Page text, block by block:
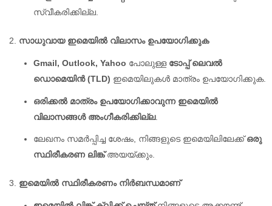
സ്വീകരിക്കില്ല.
സാധുവായ ഇമെയിൽ വിലാസം ഉപയോഗിക്കുക
Gmail, Outlook, Yahoo പോലുള്ള ടോപ്പ് ലെവൽ
ഡൊമെയിൻ (TLD) ഇമെയിലുകൾ മാത്രം ഉപയോഗിക്കുക.
ഒരിക്കൽ മാത്രം ഉപയോഗിക്കാവുന്ന ഇമെയിൽ
വിലാസങ്ങൾ അംഗീകരിക്കില്ല.
ലേഖനം സമർപ്പിച്ച ശേഷം, നിങ്ങളുടെ ഇമെയിലിലേക്ക്ഒരു
സ്ഥിരീകരണ ലിങ്ക്അയയ്ക്കും.
ഇമെയിൽ സ്ഥിരീകരണം നിർബന്ധമാണ്